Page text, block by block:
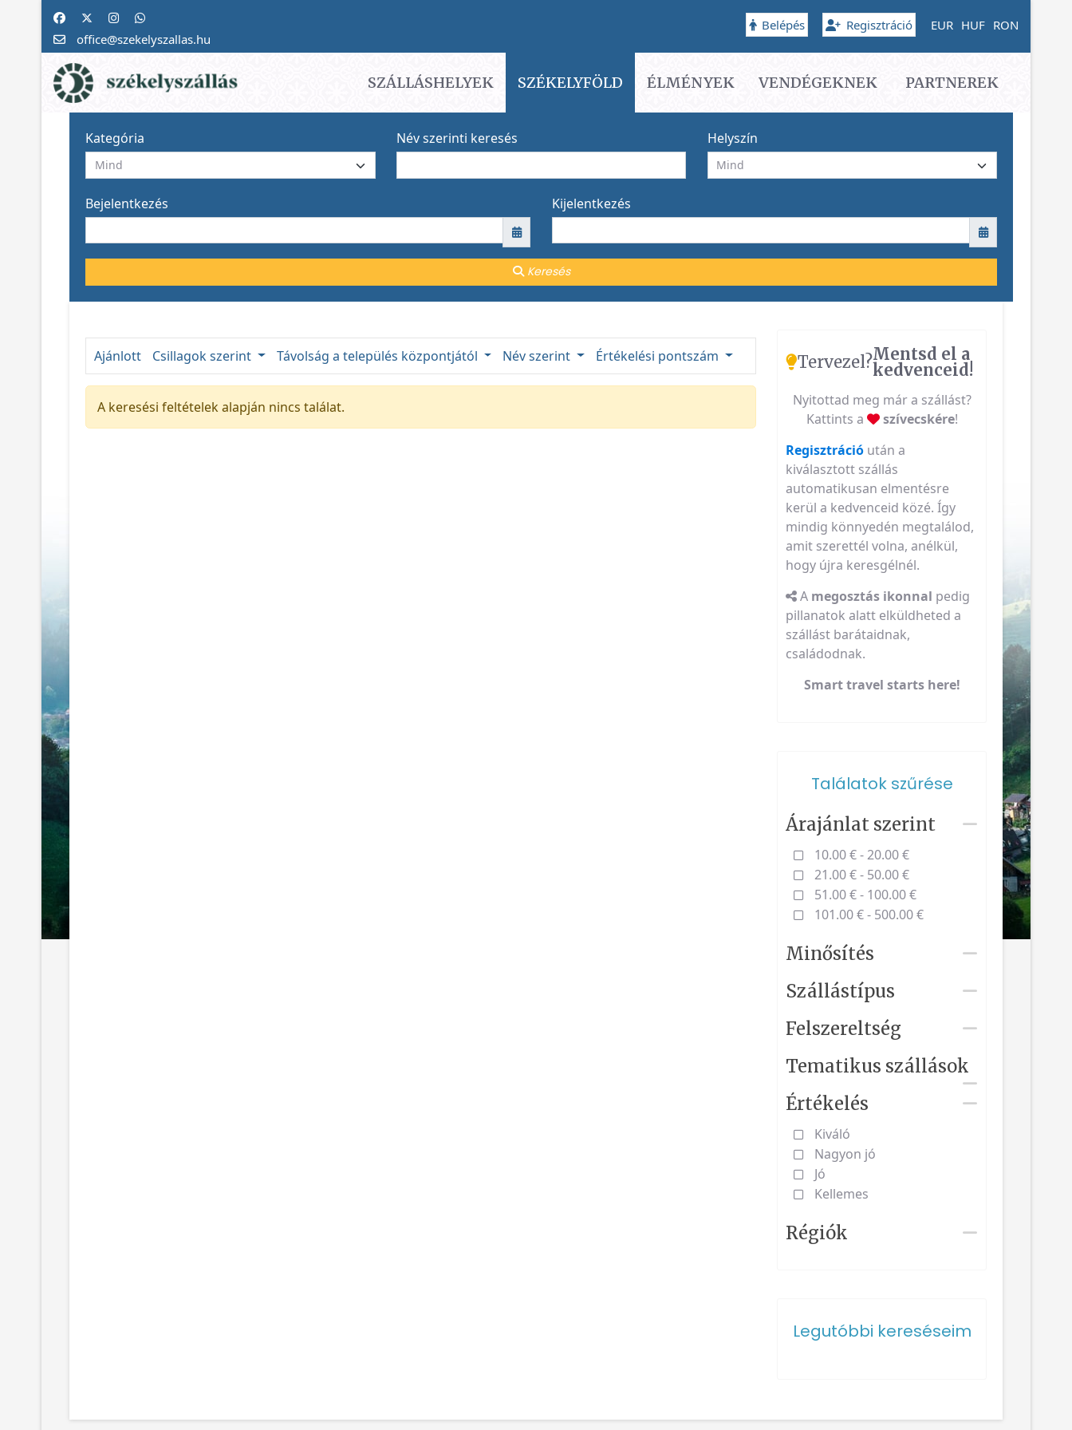
office@szekelyszallas.hu
Belépés Regisztráció EUR HUF RON
SZÁLLÁSHELYEK SZÉKELYFÖLD ÉLMÉNYEK VENDÉGEKNEK PARTNEREK
Kategória Név szerinti keresés Helyszín
Bejelentkezés Kijelentkezés
Keresés
Ajánlott Csillagok szerint Távolság a település központjától Név szerint Értékelési pontszám
A keresési feltételek alapján nincs találat.
Tervezel?Mentsd el a
kedvenceid!
Nyitottad meg már a szállást?
Kattints a
szívecskére!
Regisztráció után a
kiválasztott szállás
automatikusan elmentésre
kerül a kedvenceid közé. Így
mindig könnyedén megtalálod,
amit szerettél volna, anélkül,
hogy újra keresgélnél.
A megosztás ikonnal pedig
pillanatok alatt elküldheted a
szállást barátaidnak,
családodnak.
Smart travel starts here!
Találatok szűrése
Árajánlat szerint
10.00 € - 20.00 €
21.00 € - 50.00 €
51.00 € - 100.00 €
101.00 € - 500.00 €
Minősítés
Szállástípus
Felszereltség
Tematikus szállások
Értékelés
Kiváló
Nagyon jó
Jó
Kellemes
Régiók
Legutóbbi kereséseim